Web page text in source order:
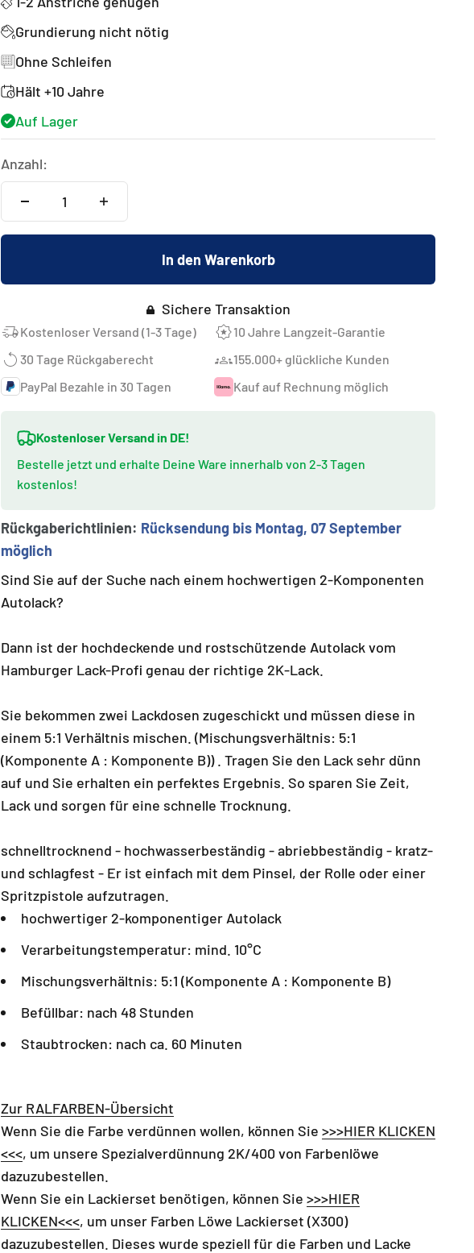
Grundierung nicht nötig
Ohne Schleifen
Hält +10 Jahre
Auf Lager
Anzahl:
In den Warenkorb
Sichere Transaktion
Kostenloser Versand (1-3 Tage)
10 Jahre Langzeit-Garantie
30 Tage Rückgaberecht
155.000+ glückliche Kunden
PayPal Bezahle in 30 Tagen
Kauf auf Rechnung möglich
Kostenloser Versand in DE!
Bestelle jetzt und erhalte Deine Ware innerhalb von 2-3 Tagen
kostenlos!
Rückgaberichtlinien: Rücksendung bis Montag, 07 September
möglich
Sind Sie auf der Suche nach einem hochwertigen 2-Komponenten
Autolack?
Dann ist der hochdeckende und rostschützende Autolack vom
Hamburger Lack-Profi genau der richtige 2K-Lack.
Sie bekommen zwei Lackdosen zugeschickt und müssen diese in
einem 5:1 Verhältnis mischen. (Mischungsverhältnis: 5:1
(Komponente A : Komponente B)) . Tragen Sie den Lack sehr dünn
auf und Sie erhalten ein perfektes Ergebnis. So sparen Sie Zeit,
Lack und sorgen für eine schnelle Trocknung.
schnelltrocknend - hochwasserbeständig - abriebbeständig - kratz-
und schlagfest - Er ist einfach mit dem Pinsel, der Rolle oder einer
Spritzpistole aufzutragen.
hochwertiger 2-komponentiger Autolack
Verarbeitungstemperatur: mind. 10°C
Mischungsverhältnis: 5:1 (Komponente A : Komponente B)
Befüllbar: nach 48 Stunden
Staubtrocken: nach ca. 60 Minuten
Zur RALFARBEN-Übersicht
Wenn Sie die Farbe verdünnen wollen, können Sie >>>HIER KLICKEN
<<<, um unsere Spezialverdünnung 2K/400 von Farbenlöwe
dazuzubestellen.
Wenn Sie ein Lackierset benötigen, können Sie >>>HIER
KLICKEN<<<, um unser Farben Löwe Lackierset (X300)
dazuzubestellen. Dieses wurde speziell für die Farben und Lacke